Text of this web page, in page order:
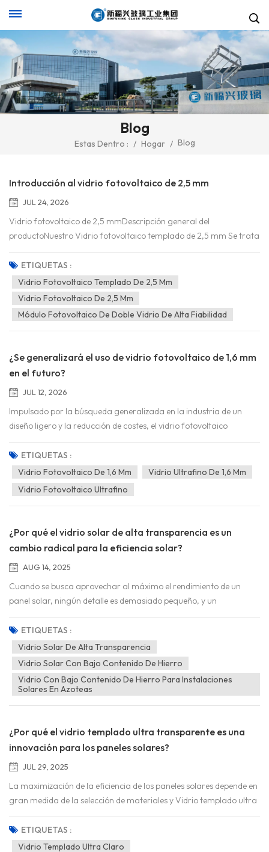
Blog
Estas Dentro : / Hogar / Blog
Introducción al vidrio fotovoltaico de 2,5 mm
JUL 24, 2026
Vidrio fotovoltaico de 2,5 mmDescripción general del
productoNuestro Vidrio fotovoltaico templado de 2,5 mm Se trata
de un vidrio solar universal equilibrado, diseñado para lograr un
balance óptimo entre rigidez mecánica, ligereza y eficiencia
óptica. Situado entre el vidrio ultrafino de 1,6/2,0 mm y el vidrio
grueso tradicional de 3,2 mm, constituye una solución integral y
rentable para módulos monofaciales y bifaciales de doble vidrio.
Gracias a su sustrato flotante de hierro ultrabajo y a un...
ETIQUETAS :
Vidrio Fotovoltaico Templado De 2,5 Mm
Vidrio Fotovoltaico De 2,5 Mm
Módulo Fotovoltaico De Doble Vidrio De Alta Fiabilidad
¿Se generalizará el uso de vidrio fotovoltaico de 1,6 mm
en el futuro?
JUL 12, 2026
Impulsado por la búsqueda generalizada en la industria de un
diseño ligero y la reducción de costes, el vidrio fotovoltaico
ultrafino de 1,6 mm ha suscitado acalorados debates
recientemente. Muchos creen que, a largo plazo, el vidrio más
delgado reemplazará por completo a las opciones más gruesas.
Sin embargo, considerando la viabilidad de fabricación, el
rendimiento mecánico y los escenarios de aplicación en proyectos
opción pr...
ETIQUETAS :
Vidrio Fotovoltaico De 1,6 Mm
Vidrio Ultrafino De 1,6 Mm
Vidrio Fotovoltaico Ultrafino
¿Por qué el vidrio solar de alta transparencia es un
cambio radical para la eficiencia solar?
AUG 14, 2025
Cuando se busca aprovechar al máximo el rendimiento de un
panel solar, ningún detalle es demasiado pequeño, y un
componente que a menudo se lleva la atención es el revestimiento
de vidrio. Vidrio solar de alta transparencia No se trata
simplemente de una selección de materiales; es una medida
estratégica para impulsar la producción de energía. Pero ¿por
qué es tan crucial la transparencia en este caso? Vidrio solar Los
paneles solares se basan en la captación de la luz solar y su
ETIQUETAS :
Vidrio Solar De Alta Transparencia
Vidrio Solar Con Bajo Contenido De Hierro
Vidrio Con Bajo Contenido De Hierro Para Instalaciones
Solares En Azoteas
¿Por qué el vidrio templado ultra transparente es una
innovación para los paneles solares?
JUL 29, 2025
La maximización de la eficiencia de los paneles solares depende en
gran medida de la selección de materiales y Vidrio templado ultra
claro Se destaca como un componente destacado. A diferencia
del vidrio convencional, su excepcional transparencia permite que
penetre más luz solar, lo que permite que las células solares
ETIQUETAS :
Vidrio Templado Ultra Claro